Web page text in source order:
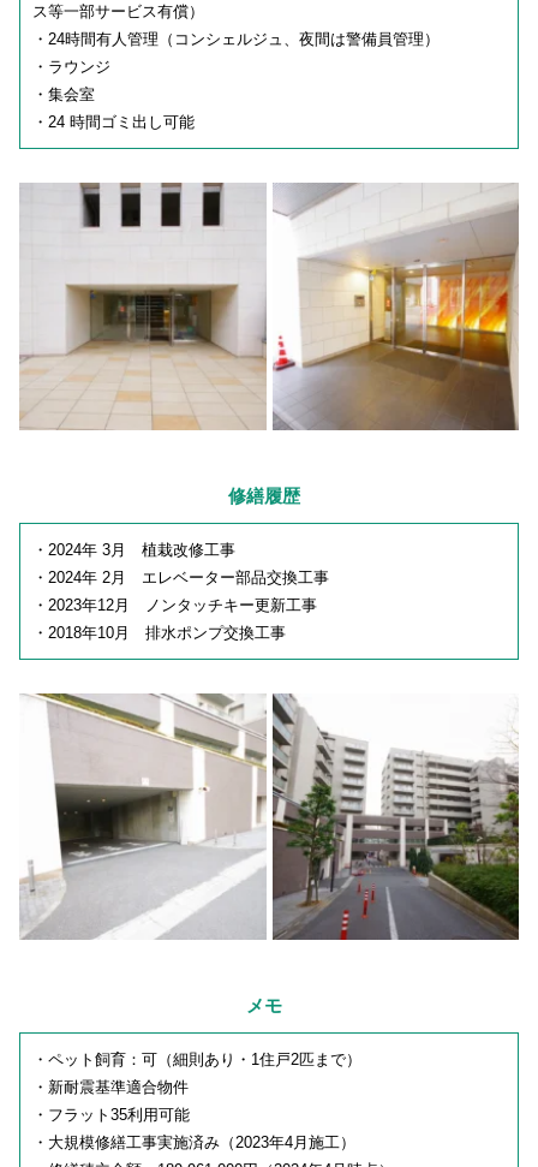
ス等一部サービス有償）
・24時間有人管理（コンシェルジュ、夜間は警備員管理）
・ラウンジ
・集会室
・24 時間ゴミ出し可能
修繕履歴
・2024年 3月 植栽改修工事
・2024年 2月 エレベーター部品交換工事
・2023年12月 ノンタッチキー更新工事
・2018年10月 排水ポンプ交換工事
メモ
・ペット飼育：可（細則あり・1住戸2匹まで）
・新耐震基準適合物件
・フラット35利用可能
・大規模修繕工事実施済み（2023年4月施工）